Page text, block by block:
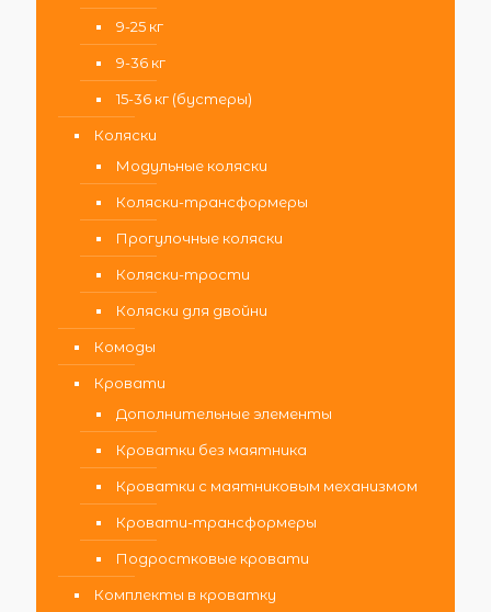
9-25 кг
9-36 кг
15-36 кг (бустеры)
Коляски
Модульные коляски
Коляски-трансформеры
Прогулочные коляски
Коляски-трости
Коляски для двойни
Комоды
Кровати
Дополнительные элементы
Кроватки без маятника
Кроватки с маятниковым механизмом
Кровати-трансформеры
Подростковые кровати
Комплекты в кроватку